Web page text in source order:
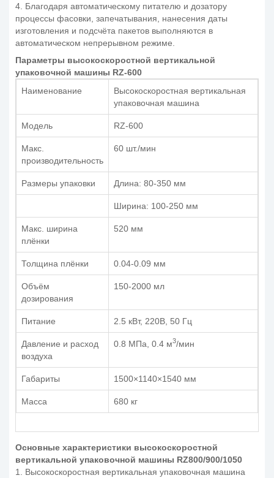
4. Благодаря автоматическому питателю и дозатору
процессы фасовки, запечатывания, нанесения даты
изготовления и подсчёта пакетов выполняются в
автоматическом непрерывном режиме.
Параметры высокоскоростной вертикальной
упаковочной машины RZ-600
Наименование
Высокоскоростная вертикальная
упаковочная машина
Модель RZ-600
Макс.
производительность
60 шт./мин
Размеры упаковки Длина: 80-350 мм
Ширина: 100-250 мм
Макс. ширина
плёнки
520 мм
Толщина плёнки 0.04-0.09 мм
Объём
дозирования
150-2000 мл
Питание 2.5 кВт, 220В, 50 Гц
Давление и расход
воздуха
0.8 MПа, 0.4 м3/мин
Габариты 1500×1140×1540 мм
Масса 680 кг
Основные характеристики высокоскоростной
вертикальной упаковочной машины RZ800/900/1050
1. Высокоскоростная вертикальная упаковочная машина